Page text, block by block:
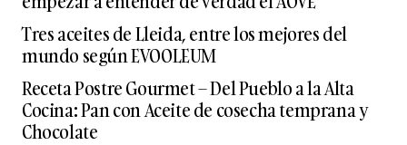
Tres aceites de Lleida, entre los mejores del
mundo según EVOOLEUM
Receta Postre Gourmet – Del Pueblo a la Alta
Cocina: Pan con Aceite de cosecha temprana y
Chocolate